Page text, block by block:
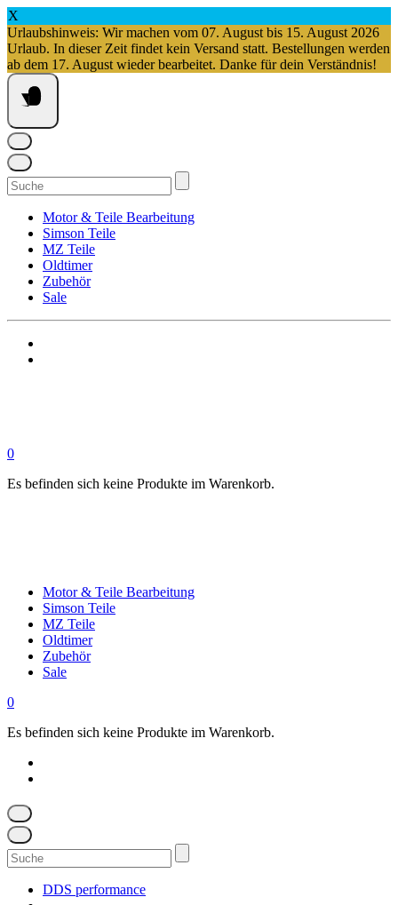
X
Urlaubshinweis: Wir machen vom 07. August bis 15. August 2026
Urlaub. In dieser Zeit findet kein Versand statt. Bestellungen werden
ab dem 17. August wieder bearbeitet. Danke für dein Verständnis!
Springe
zum
Inhalt
Suchen
nach:
Motor & Teile Bearbeitung
Simson Teile
MZ Teile
Oldtimer
Zubehör
Sale
0
Es befinden sich keine Produkte im Warenkorb.
Motor & Teile Bearbeitung
Simson Teile
MZ Teile
Oldtimer
Zubehör
Sale
0
Es befinden sich keine Produkte im Warenkorb.
Suchen
nach:
DDS performance